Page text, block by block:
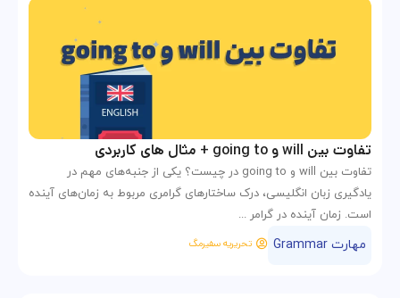
تفاوت بین will و going to + مثال های کاربردی
تفاوت بین will و going to در چیست؟ یکی از جنبه‌های مهم در
یادگیری زبان انگلیسی، درک ساختارهای گرامری مربوط به زمان‌های آینده
است. زمان آینده در گرامر ...
مهارت Grammar تحریریه سفیرمگ